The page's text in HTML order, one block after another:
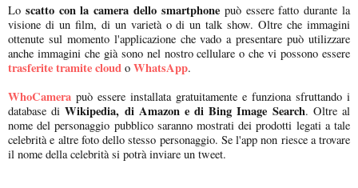
Lo scatto con la camera dello smartphonepuò essere fatto durante la
visione di un film, di un varietà o di un talk show. Oltre che immagini
ottenute sul momento l'applicazione che vado a presentare può utilizzare
anche immagini che già sono nel nostro cellulare o che vi possono essere
trasferite tramite cloud o WhatsApp.
WhoCamera può essere installata gratuitamente e funziona sfruttando i
database diWikipedia, di Amazon e di Bing Image Search. Oltre al
nome del personaggio pubblico saranno mostrati dei prodotti legati a tale
celebrità e altre foto dello stesso personaggio. Se l'app non riesce a trovare
il nome della celebrità si potrà inviare un tweet.